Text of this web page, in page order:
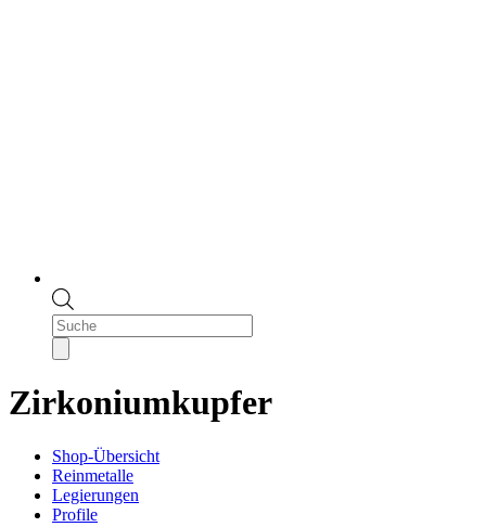
Products
search
Zirkoniumkupfer
Shop-Übersicht
Reinmetalle
Legierungen
Profile